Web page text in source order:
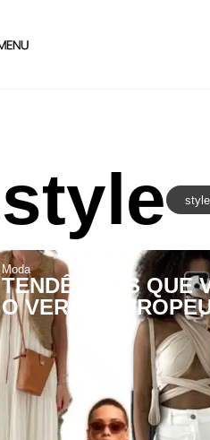
style style
Moda
TENDÊNCIAS QUE
O VERÃO